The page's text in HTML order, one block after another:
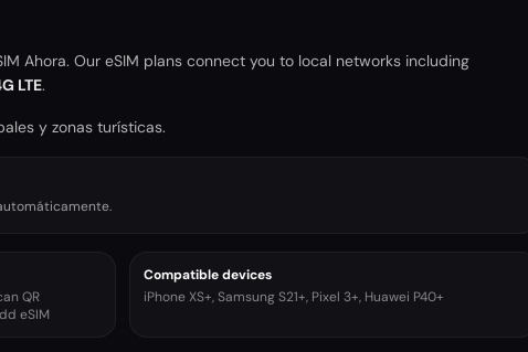
Ahora. Our eSIM plans connect you to local networks including
LTE.
y zonas turísticas.
QR
eSIM
Compatible devices
iPhone XS+, Samsung S21+, Pixel 3+, Huawei P40+